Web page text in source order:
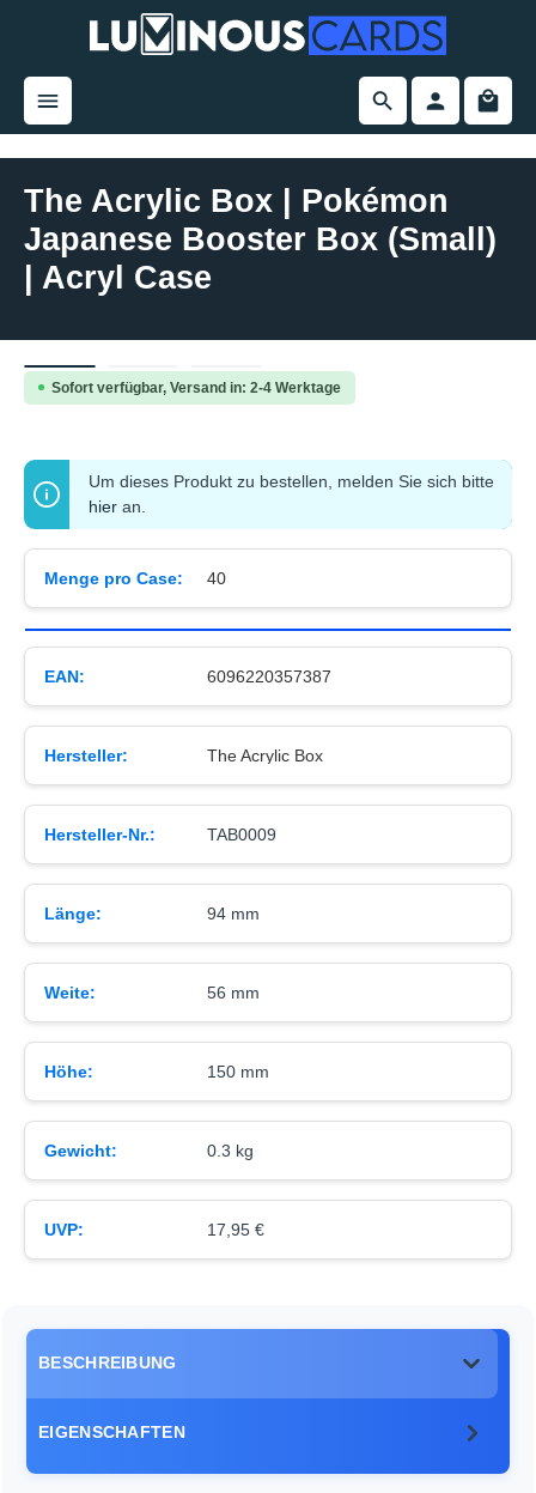
springen
The Acrylic Box | Pokémon
Japanese Booster Box (Small)
| Acryl Case
Sofort verfügbar, Versand in: 2-4 Werktage
Um dieses Produkt zu bestellen, melden Sie sich bitte
hier an.
Menge pro Case: 40
EAN: 6096220357387
Hersteller: The Acrylic Box
Hersteller-Nr.: TAB0009
Länge: 94 mm
Weite: 56 mm
Höhe: 150 mm
Gewicht: 0.3 kg
UVP: 17,95 €
BESCHREIBUNG
EIGENSCHAFTEN